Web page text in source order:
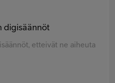
digisäännöt
etteivät ne aiheuta